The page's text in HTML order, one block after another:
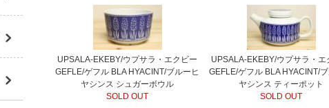
UPSALA-EKEBY/ウプサラ・エクビー
GEFLE/ゲフル BLA HYACINT/ブルーヒ
ヤシンス シュガーボウル
SOLD OUT
UPSALA-EKEBY/ウプサラ・エ
GEFLE/ゲフル BLA HYACINT/
ヤシンス ティーポット
SOLD OUT